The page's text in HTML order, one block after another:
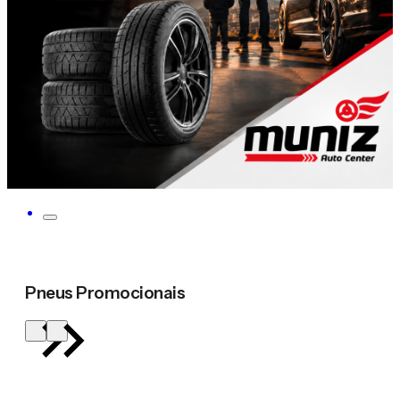
Pneus Promocionais